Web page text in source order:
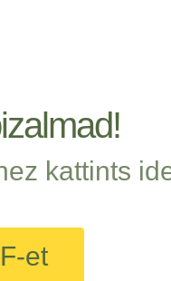
kattints
et